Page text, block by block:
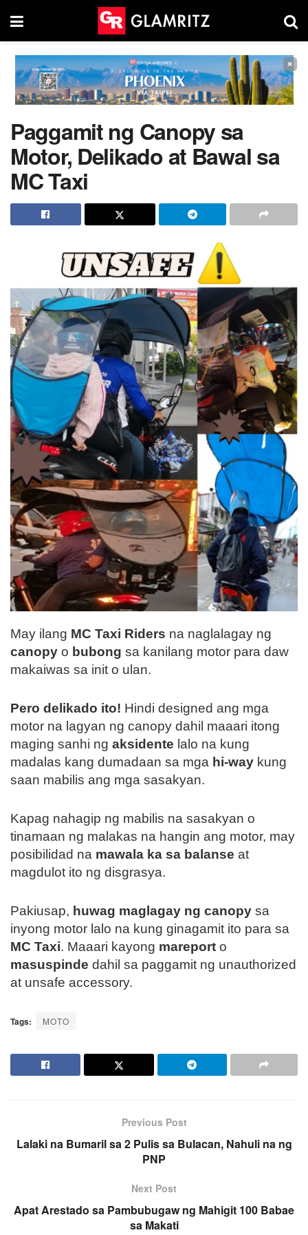
×
Paggamit ng Canopy sa
Motor, Delikado at Bawal sa
MC Taxi
May ilang MC Taxi Riders na naglalagay ng
canopy o bubong sa kanilang motor para daw
makaiwas sa init o ulan.
Pero delikado ito! Hindi designed ang mga
motor na lagyan ng canopy dahil maaari itong
maging sanhi ng aksidente lalo na kung
madalas kang dumadaan sa mga hi-way kung
saan mabilis ang mga sasakyan.
Kapag nahagip ng mabilis na sasakyan o
tinamaan ng malakas na hangin ang motor, may
posibilidad na mawala ka sa balanse at
magdulot ito ng disgrasya.
Pakiusap, huwag maglagay ng canopy sa
inyong motor lalo na kung ginagamit ito para sa
MC Taxi. Maaari kayong mareport o
masuspinde dahil sa paggamit ng unauthorized
at unsafe accessory.
Tags: MOTO
Previous Post
Lalaki na Bumaril sa 2 Pulis sa Bulacan, Nahuli na ng
PNP
Next Post
Apat Arestado sa Pambubugaw ng Mahigit 100 Babae
sa Makati